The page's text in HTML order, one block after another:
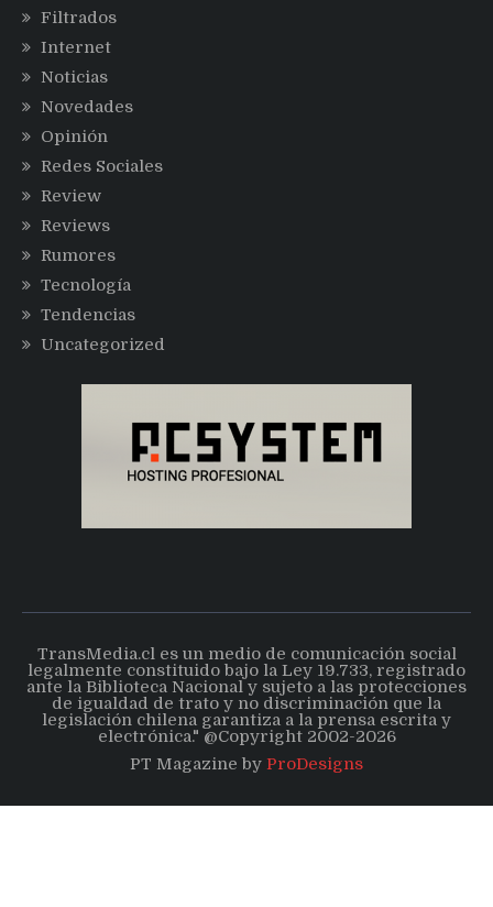
Filtrados
Internet
Noticias
Novedades
Opinión
Redes Sociales
Review
Reviews
Rumores
Tecnología
Tendencias
Uncategorized
TransMedia.cl es un medio de comunicación social
legalmente constituido bajo la Ley 19.733, registrado
ante la Biblioteca Nacional y sujeto a las protecciones
de igualdad de trato y no discriminación que la
legislación chilena garantiza a la prensa escrita y
electrónica." @Copyright 2002-2026
PT Magazine by ProDesigns